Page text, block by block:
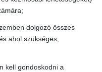
dolgozó összes
ahol szükséges,
kell gondoskodni a